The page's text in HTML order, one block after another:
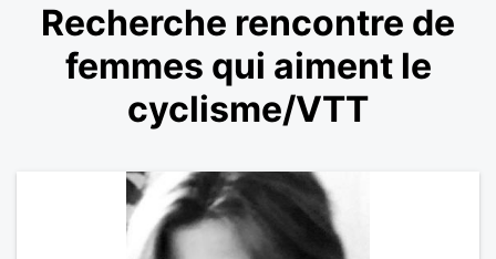
Recherche rencontre de
femmes qui aiment le
cyclisme/VTT